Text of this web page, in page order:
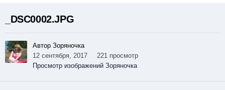
_DSC0002.JPG
Автор Зоряночка
12 сентября, 2017
221 просмотр
Просмотр изображений Зоряночка